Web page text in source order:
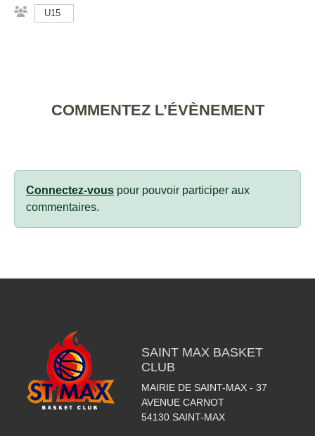
U15
COMMENTEZ L’ÉVÈNEMENT
Connectez-vous pour pouvoir participer aux
commentaires.
SAINT MAX BASKET
CLUB
MAIRIE DE SAINT-MAX - 37
AVENUE CARNOT
54130 SAINT-MAX